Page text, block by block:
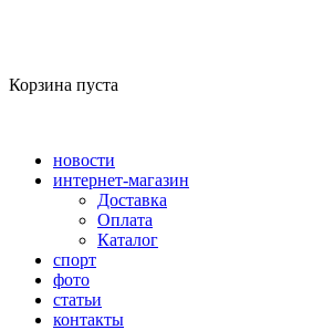
Корзина пуста
новости
интернет-магазин
Доставка
Оплата
Каталог
спорт
фото
статьи
контакты